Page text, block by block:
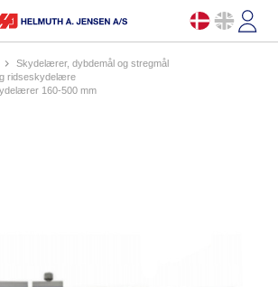
skydelærer, dybdemål og stregmål
ridseskydelære
160-500 mm